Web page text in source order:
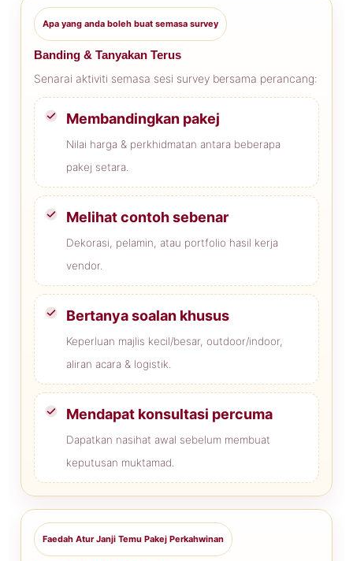
Apa yang anda boleh buat semasa survey
Banding & Tanyakan Terus
Senarai aktiviti semasa sesi survey bersama perancang:
Membandingkan pakej
Nilai harga & perkhidmatan antara beberapa
pakej setara.
Melihat contoh sebenar
Dekorasi, pelamin, atau portfolio hasil kerja
vendor.
Bertanya soalan khusus
Keperluan majlis kecil/besar, outdoor/indoor,
aliran acara & logistik.
Mendapat konsultasi percuma
Dapatkan nasihat awal sebelum membuat
keputusan muktamad.
Faedah Atur Janji Temu Pakej Perkahwinan